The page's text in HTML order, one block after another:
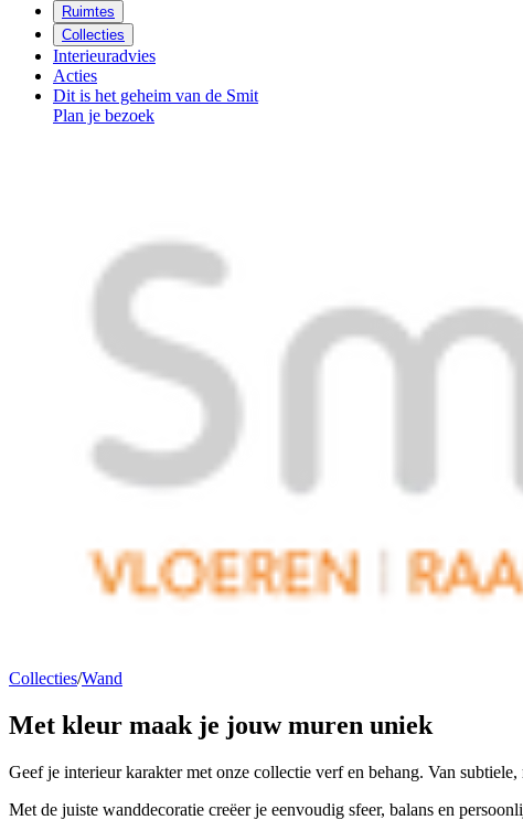
Ruimtes
Collecties
Interieuradvies
Acties
Dit is het geheim van de Smit
Plan je bezoek
Collecties/Wand
Met kleur maak je jouw muren uniek
Geef je interieur karakter met onze collectie verf en behang. Van
Met de juiste wanddecoratie creëer je eenvoudig sfeer, balans en